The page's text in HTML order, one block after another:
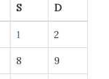
S D
1 2
8 9